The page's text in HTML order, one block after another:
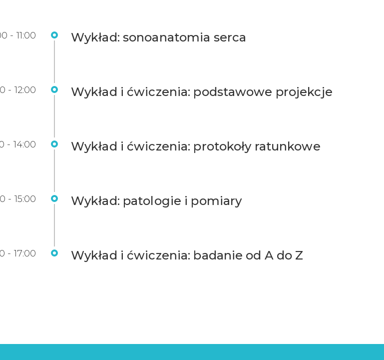
- 11:00 Wykład: sonoanatomia serca
- 12:00 Wykład i ćwiczenia: podstawowe projekcje
- 14:00 Wykład i ćwiczenia: protokoły ratunkowe
- 15:00 Wykład: patologie i pomiary
- 17:00 Wykład i ćwiczenia: badanie od A do Z